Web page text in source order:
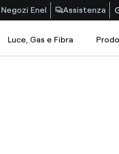
Negozi Enel Assistenza
Luce, Gas e Fibra